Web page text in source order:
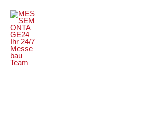
Inhalt
springen